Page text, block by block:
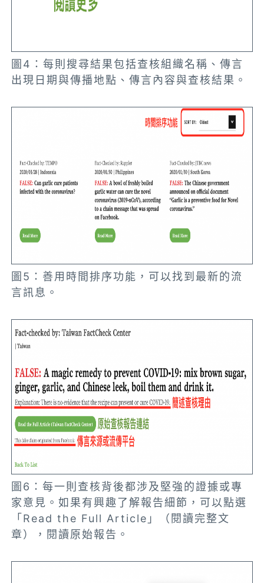
圖4：每則搜尋結果包括查核組織名稱、傳言
出現日期與傳播地點、傳言內容與查核結果。
圖5：善用時間排序功能，可以找到最新的流
言訊息。
圖6：每一則查核背後都涉及堅強的證據或專
家意見。如果有興趣了解報告細節，可以點選
「Read the Full Article」（閱讀完整文
章），閱讀原始報告。